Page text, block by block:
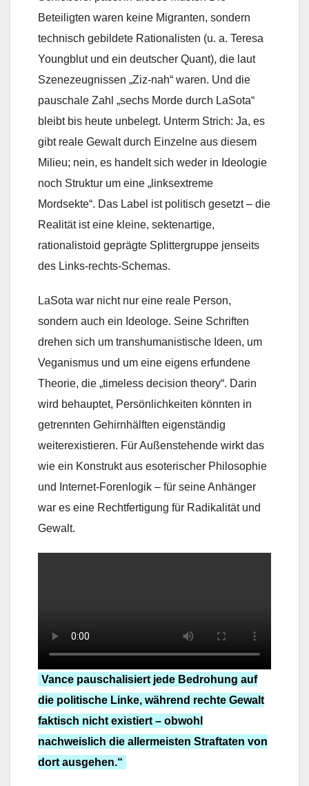
Beteiligten waren keine Migranten, sondern
technisch gebildete Rationalisten (u. a. Teresa
Youngblut und ein deutscher Quant), die laut
Szenezeugnissen „Ziz-nah“ waren. Und die
pauschale Zahl „sechs Morde durch LaSota“
bleibt bis heute unbelegt. Unterm Strich: Ja, es
gibt reale Gewalt durch Einzelne aus diesem
Milieu; nein, es handelt sich weder in Ideologie
noch Struktur um eine „linksextreme
Mordsekte“. Das Label ist politisch gesetzt – die
Realität ist eine kleine, sektenartige,
rationalistoid geprägte Splittergruppe jenseits
des Links-rechts-Schemas.
LaSota war nicht nur eine reale Person,
sondern auch ein Ideologe. Seine Schriften
drehen sich um transhumanistische Ideen, um
Veganismus und um eine eigens erfundene
Theorie, die „timeless decision theory“. Darin
wird behauptet, Persönlichkeiten könnten in
getrennten Gehirnhälften eigenständig
weiterexistieren. Für Außenstehende wirkt das
wie ein Konstrukt aus esoterischer Philosophie
und Internet-Forenlogik – für seine Anhänger
war es eine Rechtfertigung für Radikalität und
Gewalt.
Vance pauschalisiert jede Bedrohung auf
die politische Linke, während rechte Gewalt
faktisch nicht existiert – obwohl
nachweislich die allermeisten Straftaten von
dort ausgehen.“